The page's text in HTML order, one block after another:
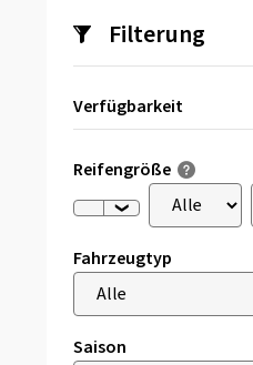
Filterung
Verfügbarkeit
Reifengröße
Fahrzeugtyp
Saison